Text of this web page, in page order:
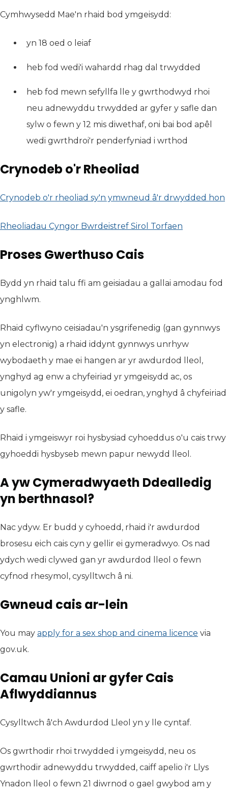
Cymhwysedd Mae'n rhaid bod ymgeisydd:
yn 18 oed o leiaf
heb fod wedi'i wahardd rhag dal trwydded
heb fod mewn sefyllfa lle y gwrthodwyd rhoi
neu adnewyddu trwydded ar gyfer y safle dan
sylw o fewn y 12 mis diwethaf, oni bai bod apêl
wedi gwrthdroi'r penderfyniad i wrthod
Crynodeb o'r Rheoliad
Crynodeb o'r rheoliad sy'n ymwneud â'r drwydded hon
Rheoliadau Cyngor Bwrdeistref Sirol Torfaen
Proses Gwerthuso Cais
Bydd yn rhaid talu ffi am geisiadau a gallai amodau fod
ynghlwm.
Rhaid cyflwyno ceisiadau'n ysgrifenedig (gan gynnwys
yn electronig) a rhaid iddynt gynnwys unrhyw
wybodaeth y mae ei hangen ar yr awdurdod lleol,
ynghyd ag enw a chyfeiriad yr ymgeisydd ac, os
unigolyn yw'r ymgeisydd, ei oedran, ynghyd â chyfeiriad
y safle.
Rhaid i ymgeiswyr roi hysbysiad cyhoeddus o'u cais trwy
gyhoeddi hysbyseb mewn papur newydd lleol.
A yw Cymeradwyaeth Ddealledig
yn berthnasol?
Nac ydyw. Er budd y cyhoedd, rhaid i'r awdurdod
brosesu eich cais cyn y gellir ei gymeradwyo. Os nad
ydych wedi clywed gan yr awdurdod lleol o fewn
cyfnod rhesymol, cysylltwch â ni.
Gwneud cais ar-lein
You may apply for a sex shop and cinema licence (yn
via
gov.uk.
Camau Unioni ar gyfer Cais
Aflwyddiannus
Cysylltwch â'ch Awdurdod Lleol yn y lle cyntaf.
Os gwrthodir rhoi trwydded i ymgeisydd, neu os
gwrthodir adnewyddu trwydded, caiff apelio i'r Llys
Ynadon lleol o fewn 21 diwrnod o gael gwybod am y